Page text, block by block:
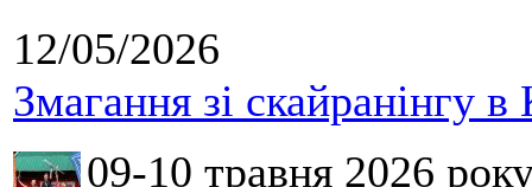
12/05/2026
Змагання зі скайранінгу в
09-10 травня 2026